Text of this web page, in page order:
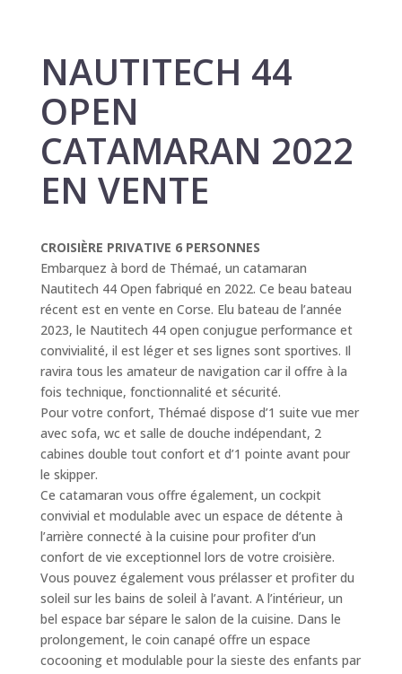
NAUTITECH 44
OPEN
CATAMARAN 2022
EN VENTE
CROISIÈRE PRIVATIVE 6 PERSONNES
Embarquez à bord de Thémaé, un catamaran
Nautitech 44 Open fabriqué en 2022. Ce beau bateau
récent est en vente en Corse. Elu bateau de l’année
2023, le Nautitech 44 open conjugue performance et
convivialité, il est léger et ses lignes sont sportives. Il
ravira tous les amateur de navigation car il offre à la
fois technique, fonctionnalité et sécurité.
Pour votre confort, Thémaé dispose d’1 suite vue mer
avec sofa, wc et salle de douche indépendant, 2
cabines double tout confort et d’1 pointe avant pour
le skipper.
Ce catamaran vous offre également, un cockpit
convivial et modulable avec un espace de détente à
l’arrière connecté à la cuisine pour profiter d’un
confort de vie exceptionnel lors de votre croisière.
Vous pouvez également vous prélasser et profiter du
soleil sur les bains de soleil à l’avant. A l’intérieur, un
bel espace bar sépare le salon de la cuisine. Dans le
prolongement, le coin canapé offre un espace
cocooning et modulable pour la sieste des enfants par